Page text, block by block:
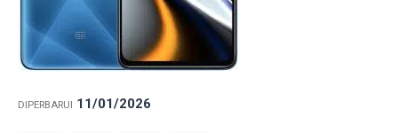
DIPERBARUI 11/01/2026